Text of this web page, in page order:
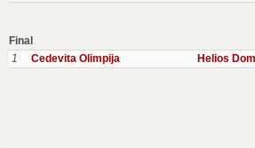
Final
1
Cedevita Olimpija Helios